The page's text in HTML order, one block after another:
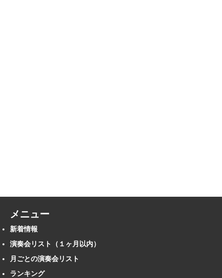
メニュー
新着情報
演奏会リスト（１ヶ月以内）
月ごとの演奏会リスト
ランキング